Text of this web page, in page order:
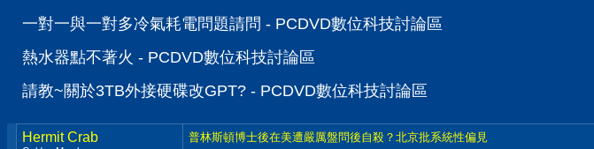
一對一與一對多冷氣耗電問題請問 - PCDVD數位科技討論區
熱水器點不著火 - PCDVD數位科技討論區
請教~關於3TB外接硬碟改GPT? - PCDVD數位科技討論區
Hermit Crab 普林斯頓博士後在美遭嚴厲盤問後自殺？北京批系統性偏見